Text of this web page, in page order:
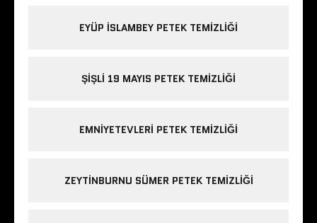
EYÜP ISLAMBEY PETEK TEMIZLIĞI
ŞIŞLI 19 MAYIS PETEK TEMIZLIĞI
EMNIYETEVLERI PETEK TEMIZLIĞI
ZEYTINBURNU SÜMER PETEK TEMIZLIĞI